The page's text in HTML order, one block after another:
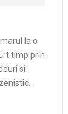
la o
timp prin
si